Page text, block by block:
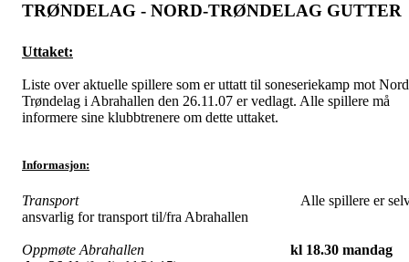
TRØNDELAG - NORD-TRØNDELAG GUTTER
Uttaket:
Liste over aktuelle spillere som er uttatt til soneseriekamp mot
Trøndelag i Abrahallen den 26.11.07 er vedlagt. Alle spillere må
informere sine klubbtrenere om dette uttaket.
Informasjon:
Transport
Alle spillere er
ansvarlig for transport til/fra Abrahallen
Oppmøte Abrahallen
kl 18.30 mandag